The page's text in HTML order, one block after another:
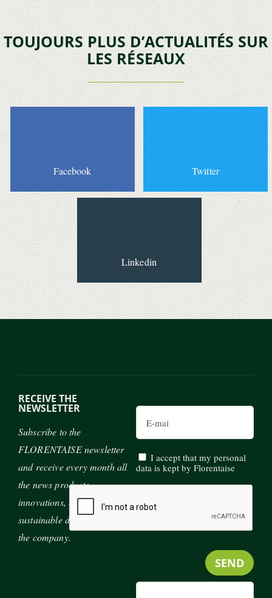
TOUJOURS PLUS D’ACTUALITÉS SUR
LES RÉSEAUX
Facebook Twitter
Linkedin
RECEIVE THE
NEWSLETTER
Subscribe to the
FLORENTAISE newsletter
and receive every month all
the news products,
innovations, exhibitions and
sustainable development of
the company.
Email
I accept that my personal
data is kept by Florentaise